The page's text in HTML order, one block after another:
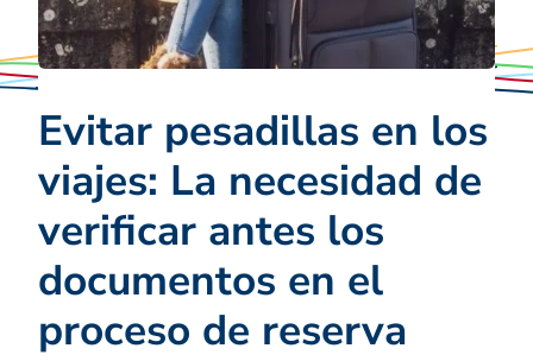
Evitar pesadillas en los
viajes: La necesidad de
verificar antes los
documentos en el
proceso de reserva